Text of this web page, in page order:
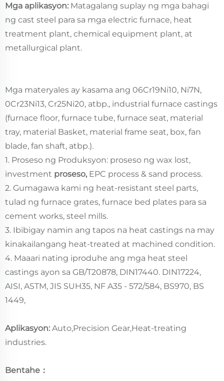
Mga aplikasyon: Matagalang suplay ng mga bahagi
ng cast steel para sa mga electric furnace, heat
treatment plant, chemical equipment plant, at
metallurgical plant.
Mga materyales ay kasama ang 06Cr19Ni10, Ni7N,
0Cr23Ni13, Cr25Ni20, atbp., industrial furnace castings
(furnace floor, furnace tube, furnace seat, material
tray, material Basket, material frame seat, box, fan
blade, fan shaft, atbp.).
1. Proseso ng Produksyon: proseso ng wax lost,
investment proseso, EPC process & sand process.
2. Gumagawa kami ng heat-resistant steel parts,
tulad ng furnace grates, furnace bed plates para sa
cement works, steel mills.
3. Ibibigay namin ang tapos na heat castings na may
kinakailangang heat-treated at machined condition.
4. Maaari nating iproduhe ang mga heat steel
castings ayon sa GB/T20878, DIN17440. DIN17224,
AISI, ASTM, JIS SUH35, NF A35 - 572/584, BS970, BS
1449,
Aplikasyon: Auto,Precision Gear,Heat-treating
industries.
Bentahe：